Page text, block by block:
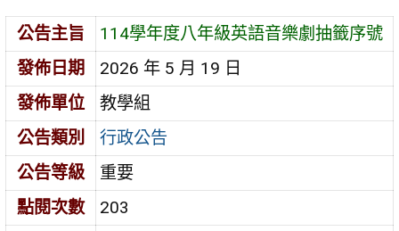
公告主旨
114學年度八年級英語音樂劇抽籤序號
發佈日期
2026 年 5 月 19 日
發佈單位
教學組
公告類別
行政公告
公告等級
重要
點閱次數
203